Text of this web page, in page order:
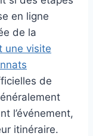
en ligne
de la
une visite
de
l’événement,
itinéraire.